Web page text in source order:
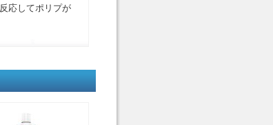
応してポリプが